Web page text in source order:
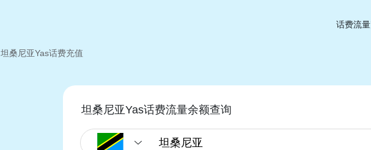
话费流
坦桑尼亚Yas话费充值
坦桑尼亚Yas话费流量余额查询